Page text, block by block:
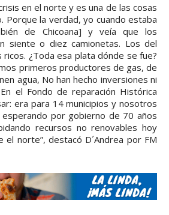
en el norte y es una de las cosas
Porque la verdad, yo cuando estaba
de Chicoana] y veía que los
siente o diez camionetas. Los del
¿Toda esa plata dónde se fue?
primeros productores de gas, de
agua, No han hecho inversiones ni
el Fondo de reparación Histórica
era para 14 municipios y nosotros
por gobierno de 70 años
recursos no renovables hoy
norte”, destacó D´Andrea por FM